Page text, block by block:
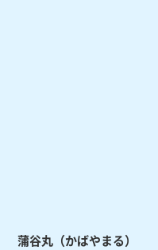
蒲谷丸（かばやまる）